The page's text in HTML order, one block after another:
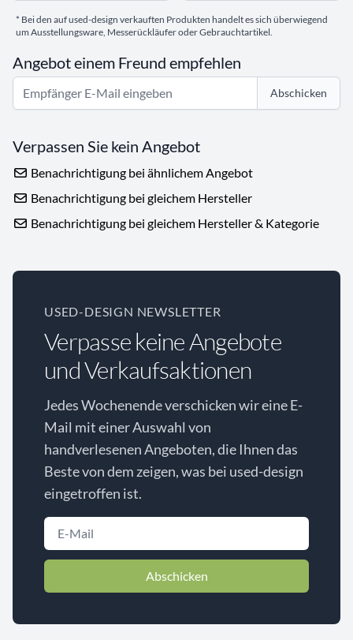
* Bei den auf used-design verkauften Produkten handelt es sich überwiegend
um Ausstellungsware, Messerückläufer oder Gebrauchtartikel.
Angebot einem Freund empfehlen
Abschicken
Verpassen Sie kein Angebot
Benachrichtigung bei ähnlichem Angebot
Benachrichtigung bei gleichem Hersteller
Benachrichtigung bei gleichem Hersteller & Kategorie
USED-DESIGN NEWSLETTER
Verpasse keine Angebote
und Verkaufsaktionen
Jedes Wochenende verschicken wir eine E-
Mail mit einer Auswahl von
handverlesenen Angeboten, die Ihnen das
Beste von dem zeigen, was bei used-design
eingetroffen ist.
Abschicken